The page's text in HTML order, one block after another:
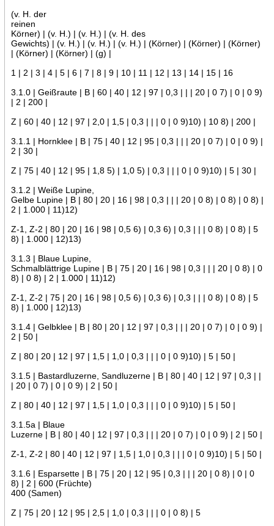
(v. H. der
reinen
Körner) | (v. H.) | (v. H.) | (v. H. des
Gewichts) | (v. H.) | (v. H.) | (v. H.) | (Körner) | (Körner) | (Körner)
| (Körner) | (Körner) | (g) |
1 | 2 | 3 | 4 | 5 | 6 | 7 | 8 | 9 | 10 | 11 | 12 | 13 | 14 | 15 | 16
3.1.0 | Geißraute | B | 60 | 40 | 12 | 97 | 0,3 | | | 20 | 0 7) | 0 | 0 9)
| 2 | 200 |
Z | 60 | 40 | 12 | 97 | 2,0 | 1,5 | 0,3 | | | 0 | 0 9)10) | 10 8) | 200 |
3.1.1 | Hornklee | B | 75 | 40 | 12 | 95 | 0,3 | | | 20 | 0 7) | 0 | 0 9) |
2 | 30 |
Z | 75 | 40 | 12 | 95 | 1,8 5) | 1,0 5) | 0,3 | | | 0 | 0 9)10) | 5 | 30 |
3.1.2 | Weiße Lupine,
Gelbe Lupine | B | 80 | 20 | 16 | 98 | 0,3 | | | 20 | 0 8) | 0 8) | 0 8) |
2 | 1.000 | 11)12)
Z-1, Z-2 | 80 | 20 | 16 | 98 | 0,5 6) | 0,3 6) | 0,3 | | | 0 8) | 0 8) | 5
8) | 1.000 | 12)13)
3.1.3 | Blaue Lupine,
Schmalblättrige Lupine | B | 75 | 20 | 16 | 98 | 0,3 | | | 20 | 0 8) | 0
8) | 0 8) | 2 | 1.000 | 11)12)
Z-1, Z-2 | 75 | 20 | 16 | 98 | 0,5 6) | 0,3 6) | 0,3 | | | 0 8) | 0 8) | 5
8) | 1.000 | 12)13)
3.1.4 | Gelbklee | B | 80 | 20 | 12 | 97 | 0,3 | | | 20 | 0 7) | 0 | 0 9) |
2 | 50 |
Z | 80 | 20 | 12 | 97 | 1,5 | 1,0 | 0,3 | | | 0 | 0 9)10) | 5 | 50 |
3.1.5 | Bastardluzerne, Sandluzerne | B | 80 | 40 | 12 | 97 | 0,3 | |
| 20 | 0 7) | 0 | 0 9) | 2 | 50 |
Z | 80 | 40 | 12 | 97 | 1,5 | 1,0 | 0,3 | | | 0 | 0 9)10) | 5 | 50 |
3.1.5a | Blaue
Luzerne | B | 80 | 40 | 12 | 97 | 0,3 | | | 20 | 0 7) | 0 | 0 9) | 2 | 50 |
Z-1, Z-2 | 80 | 40 | 12 | 97 | 1,5 | 1,0 | 0,3 | | | 0 | 0 9)10) | 5 | 50 |
3.1.6 | Esparsette | B | 75 | 20 | 12 | 95 | 0,3 | | | 20 | 0 8) | 0 | 0
8) | 2 | 600 (Früchte)
400 (Samen)
Z | 75 | 20 | 12 | 95 | 2,5 | 1,0 | 0,3 | | | 0 | 0 8) | 5